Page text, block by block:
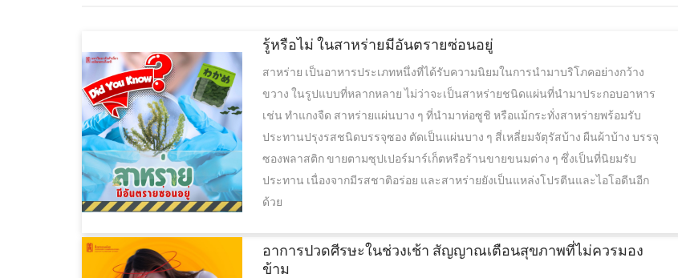
รู้หรือไม่ ในสาหร่ายมีอันตรายซ่อนอยู่
สาหร่าย เป็นอาหารประเภทหนึ่งที่ได้รับความนิยมในการนำมาบริโภคอย่างกว้าง
ขวาง ในรูปแบบที่หลากหลาย ไม่ว่าจะเป็นสาหร่ายชนิดแผ่นที่นำมาประกอบอาหาร
เช่น ทำแกงจืด สาหร่ายแผ่นบาง ๆ ที่นำมาห่อซูชิ หรือแม้กระทั่งสาหร่ายพร้อมรับ
ประทานปรุงรสชนิดบรรจุซอง ตัดเป็นแผ่นบาง ๆ สี่เหลี่ยมจัตุรัสบ้าง ผืนผ้าบ้าง บรรจุ
ซองพลาสติก ขายตามซุปเปอร์มาร์เก็ตหรือร้านขายขนมต่าง ๆ ซึ่งเป็นที่นิยมรับ
ประทาน เนื่องจากมีรสชาติอร่อย และสาหร่ายยังเป็นแหล่งโปรตีนและไอโอดีนอีก
ด้วย
อาการปวดศีรษะในช่วงเช้า สัญญาณเตือนสุขภาพที่ไม่ควรมอง
ข้าม
ไท้เก๊ก 1,000 คน ฉลองครบรอบ 25 ปี
การรำไท้เก๊กหมู่ของนักศึกษา มหาวิทยาลัยหัวเฉียว
วีดิทัศน์อาคารบรรณสาร